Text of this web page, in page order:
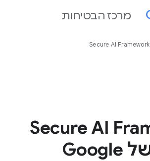
מרכז הבטיחות
Secure AI Framework